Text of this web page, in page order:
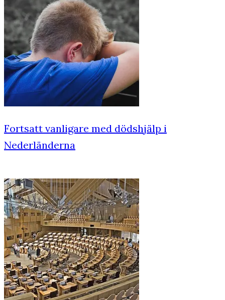
Fortsatt vanligare med dödshjälp i
Nederländerna